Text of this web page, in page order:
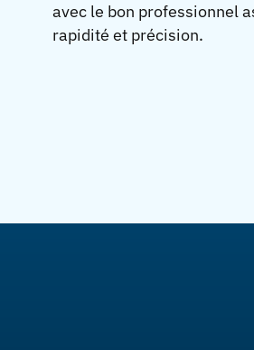
avec le bon professionnel
rapidité et précision.